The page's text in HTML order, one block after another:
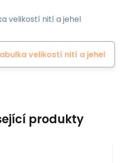
velikostí nití a jehel
velikostí nití a jehel
produkty